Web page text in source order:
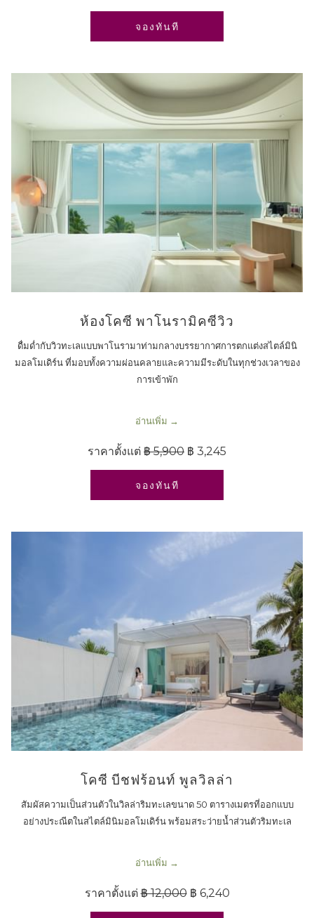
จองทันที
ห้องโคซี พาโนรามิคซีวิว
ดื่มด่ำกับวิวทะเลแบบพาโนรามาท่ามกลางบรรยากาศการตกแต่งสไตล์มินิ
มอลโมเดิร์น ที่มอบทั้งความผ่อนคลายและความมีระดับในทุกช่วงเวลาของ
การเข้าพัก
อ่านเพิ่ม
ราคาตั้งแต่ ฿ 5,900 ฿ 3,245
จองทันที
โคซี บีชฟร้อนท์ พูลวิลล่า
สัมผัสความเป็นส่วนตัวในวิลล่าริมทะเลขนาด 50 ตารางเมตรที่ออกแบบ
อย่างประณีตในสไตล์มินิมอลโมเดิร์น พร้อมสระว่ายน้ำส่วนตัวริมทะเล
อ่านเพิ่ม
ราคาตั้งแต่฿ 12,000 ฿ 6,240